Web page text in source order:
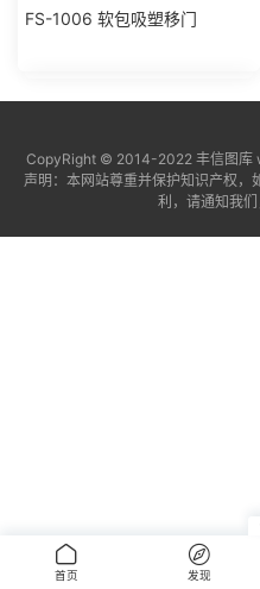
FS-1006 软包吸塑移门
CopyRight © 2014-2022 丰信图库
声明：本网站尊重并保护知识产权，
利，请通知我
首页 发现